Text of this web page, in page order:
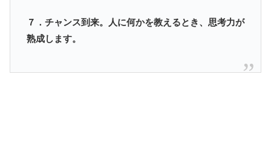
７．チャンス到来。人に何かを教えるとき、思考力が
熟成します。